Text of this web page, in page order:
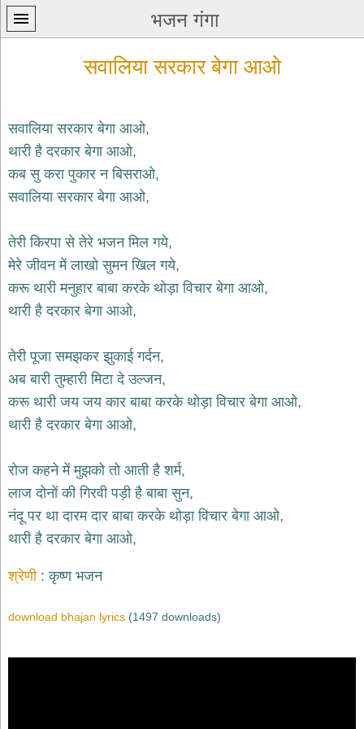
भजन गंगा
प्रथम
पन्ना
home
भजन
krishna
bhajans
शिव
भजन
हनुमान
भजन
hanuman
bhajans
साईं
bhajans
जैन
भजन
jain
bhajans
दुर्गा
bhajans
भजन
सवालिया सरकार बेगा आओ
सवालिया सरकार बेगा आओ,
थारी है दरकार बेगा आओ,
कब सु करा पुकार न बिसराओ,
सवालिया सरकार बेगा आओ,
तेरी किरपा से तेरे भजन मिल गये,
मेरे जीवन में लाखो सुमन खिल गये,
करू थारी मनुहार बाबा करके थोड़ा विचार बेगा आओ,
थारी है दरकार बेगा आओ,
तेरी पूजा समझकर झुकाई गर्दन,
अब बारी तुम्हारी मिटा दे उल्जन,
करू थारी जय जय कार बाबा करके थोड़ा विचार बेगा आओ,
थारी है दरकार बेगा आओ,
रोज कहने में मुझको तो आती है शर्म,
लाज दोनों की गिरवी पड़ी है बाबा सुन,
नंदू पर था दारम दार बाबा करके थोड़ा विचार बेगा आओ,
थारी है दरकार बेगा आओ,
श्रेणी कृष्ण भजन
download bhajan lyrics (1497 downloads)